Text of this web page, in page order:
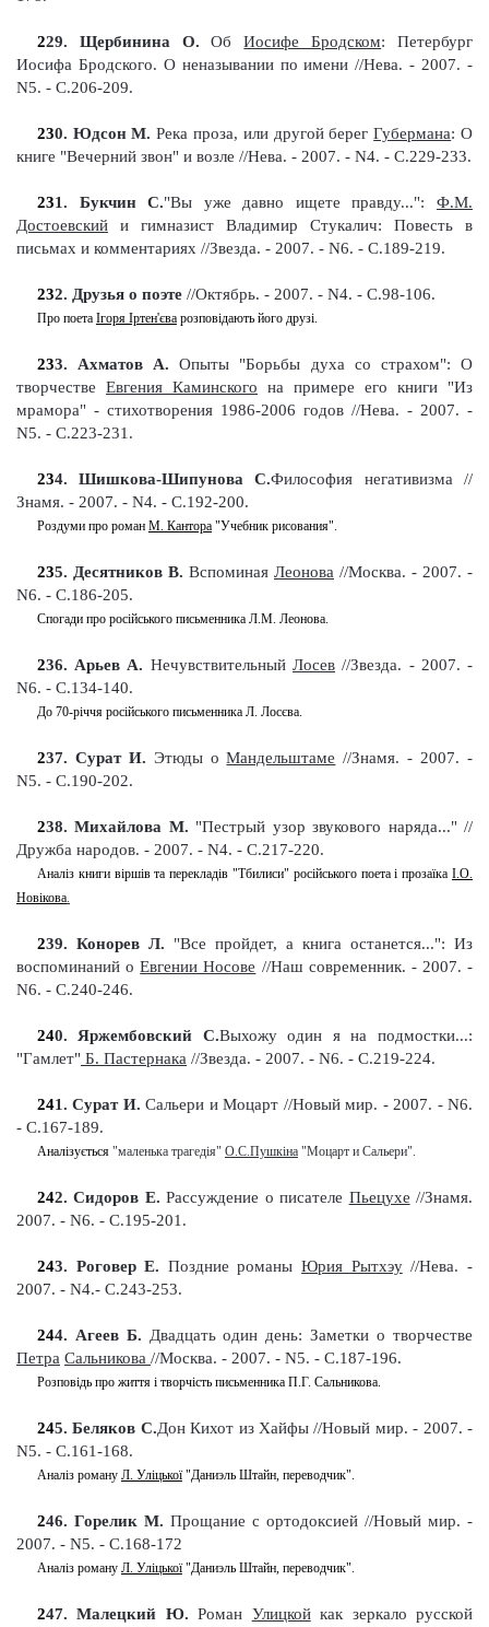
229. Щербинина О. ОбИосифе Бродском: Петербург
Иосифа Бродского. О неназывании по имени //Нева. - 2007. -
N5. - С.206-209.
230. Юдсон М. Река проза, или другой берегГубермана: О
книге "Вечерний звон" и возле //Нева. - 2007. - N4. - С.229-233.
231. Букчин С."Вы уже давно ищете правду...":Ф.М.
Достоевский и гимназист Владимир Стукалич: Повесть в
письмах и комментариях //Звезда. - 2007. - N6. - С.189-219.
232. Друзья о поэте//Октябрь. - 2007. - N4. - С.98-106.
Про поета Ігоря Іртен'єварозповідають його друзі.
233. Ахматов А. Опыты "Борьбы духа со страхом": О
творчестве Евгения Каминского на примере его книги "Из
мрамора" - стихотворения 1986-2006 годов //Нева. - 2007. -
N5. - С.223-231 .
234. Шишкова-Шипунова С.Философия негативизма
//
Знамя. - 2007. - N4. - С.192-200.
Роздуми про роман М. Кантора"Учебник рисования".
235. Десятников В. Вспоминая Леонова //Москва. - 2007. -
N6. - С.186-205.
Спогади про російського письменника Л.М. Леонова.
236. Арьев А. Нечувствительный Лосев//Звезда. - 2007. -
N6. - С.134-140.
До 70-річчя російського письменника Л. Лосєва.
237. Сурат И. Этюды оМандельштаме //Знамя. - 2007. -
N5. - С.190-202.
238. Михайлова М. "Пестрый узор звукового наряда..." //
Дружба народов. - 2007. - N4. - С.217-220.
Аналіз книги віршів та перекладів "Тбилиси" російського поета і прозаїка І.О.
Новікова.
239. Конорев Л. "Все пройдет, а книга останется...": Из
воспоминаний оЕвгении Носове //Наш современник. - 2007. -
N6. - С.240-246.
240. Яржембовский С.Выхожу один я на подмостки...:
"Гамлет" Б. Пастернака //Звезда. - 2007. - N6. - С.219-224.
241. Сурат И. Сальери и Моцарт //Новый мир. - 2007. - N6.
- С.167-189.
Аналізується "маленька трагедія" О.С.Пушкіна"Моцарт и Сальери".
242. Сидоров Е. Рассуждение о писателе Пьецухе //Знамя.
2007. - N6. - С.195-201 .
243. Роговер Е. Поздние романыЮрия Рытхэу//Нева.-
2007. - N4.- С.243-253.
244. Агеев Б. Двадцать один день: Заметки о творчестве
Петра Сальникова //Москва. - 2007. - N5. - С.187-196.
Розповідь про життя і творчість письменника П.Г. Сальникова.
245. Беляков С.Дон Кихот из Хайфы //Новый мир. - 2007. -
N5. - С.161-168.
Аналіз роману Л. Уліцької"Даниэль Штайн, переводчик".
246. Горелик М. Прощание с ортодоксией //Новый мир. -
2007. - N5. - С.168-172
Аналіз роману Л. Уліцької"Даниэль Штайн, переводчик".
247. Малецкий Ю. Роман Улицкойкак зеркало русской